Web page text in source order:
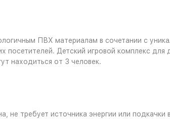
ПВХ материалам в сочетании с
Детский игровой комплекс для
находиться от 3 человек.
требует источника энергии или